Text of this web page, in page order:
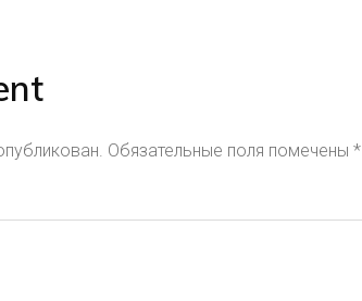
Обязательные поля помечены *